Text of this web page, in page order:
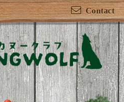
Contact